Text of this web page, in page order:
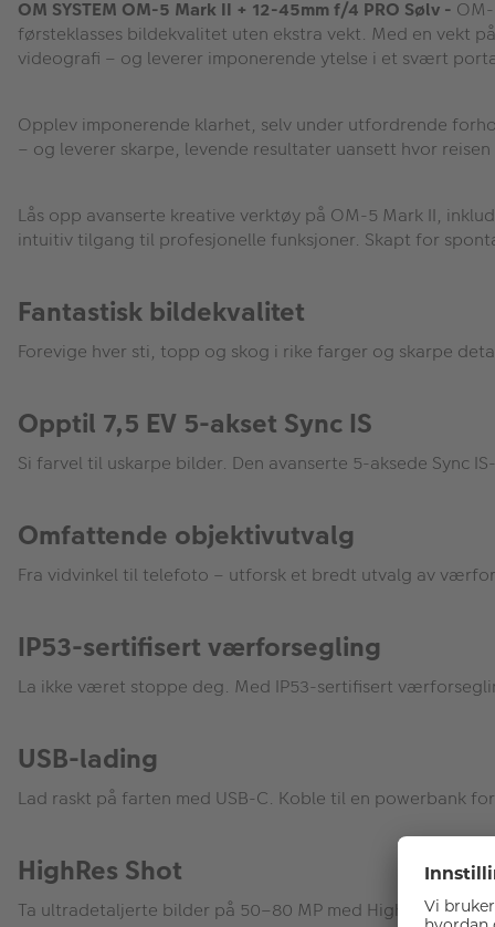
OM SYSTEM OM-5 Mark II + 12-45mm f/4 PRO Sølv -
førsteklasses bildekvalitet uten ekstra vekt. Med en vekt
videografi – og leverer imponerende ytelse i et svært
Opplev imponerende klarhet, selv under utfordrende
– og leverer skarpe, levende resultater uansett hvor
Lås opp avanserte kreative verktøy på OM-5 Mark II,
intuitiv tilgang til profesjonelle funksjoner. Skapt for
Fantastisk bildekvalitet
Forevige hver sti, topp og skog i rike farger og skarpe
Opptil 7,5 EV 5-akset Sync IS
Si farvel til uskarpe bilder. Den avanserte 5-aksede Sync
Omfattende objektivutvalg
Fra vidvinkel til telefoto – utforsk et bredt utvalg av
IP53-sertifisert værforsegling
La ikke været stoppe deg. Med IP53-sertifisert
USB-lading
Lad raskt på farten med USB-C. Koble til en powerbank
HighRes Shot
Ta ultradetaljerte bilder på 50–80 MP med HighRes Shot